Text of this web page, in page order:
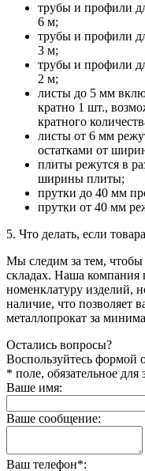
трубы и профили
6 м;
трубы и профили
3 м;
трубы и профили
2 м;
листы до 5 мм
кратно 1 шт.,
кратного
листы от 6 мм
остатками от
плиты режутся в
ширины плиты;
прутки до 40 мм
прутки от 40 мм
5. Что делать, если
Мы следим за тем, чтобы
складах. Наша компания
номенклатуру изделий,
наличие, что позволяет
металлопрокат за
Остались вопросы?
Воспользуйтесь формой
* поле, обязательное для
Ваше имя:
Ваше сообщение:
Ваш телефон*: